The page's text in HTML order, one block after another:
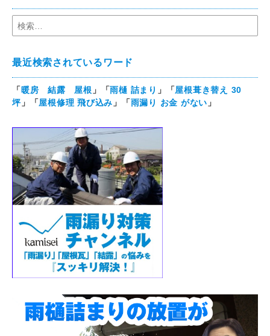
最近検索されているワード
「暖房 結露 屋根 」「雨樋 詰まり 」「屋根葺き替え 30
坪」「屋根修理 飛び込み 」「雨漏り お金 がない 」